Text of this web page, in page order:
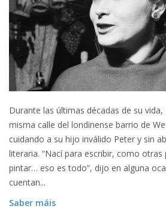
Durante las últimas décadas de su vida,
misma calle del londinense barrio de
cuidando a su hijo inválido Peter y sin
literaria. “Nací para escribir, como otras
pintar… eso es todo”, dijo en alguna
cuentan...
Saber máis